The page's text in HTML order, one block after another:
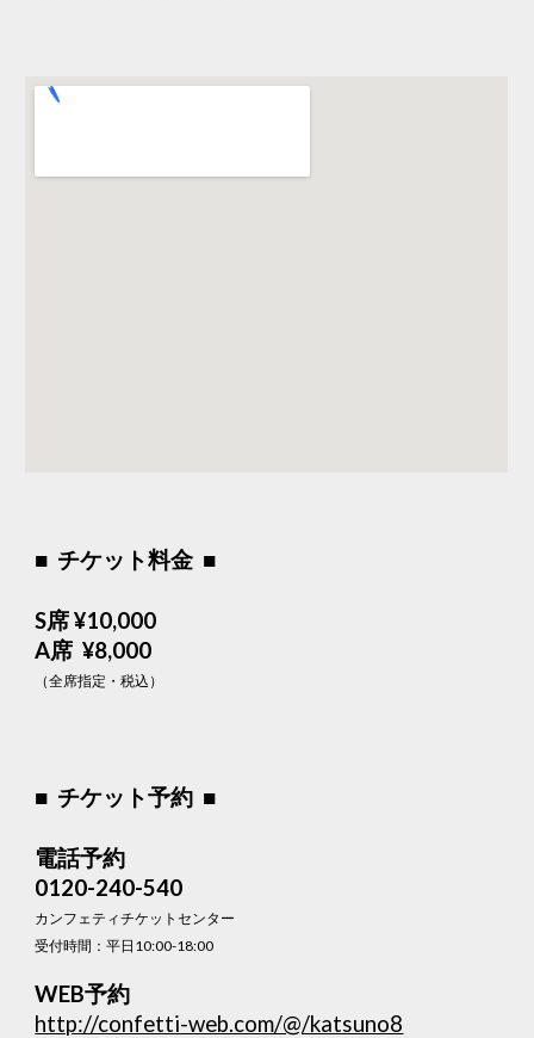
■ チケット料金 ■
S席 ¥10,000
A席 ¥8,000
（全席指定・税込）
■ チケット予約 ■
電話予約
0120-240-540
カンフェティチケットセンター
受付時間：平日10:00-18:00
WEB予約
http://confetti-web.com/@/katsuno8